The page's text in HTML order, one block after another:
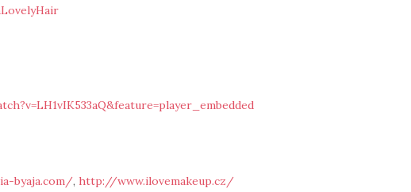
byaja.com/, http://www.ilovemakeup.cz/